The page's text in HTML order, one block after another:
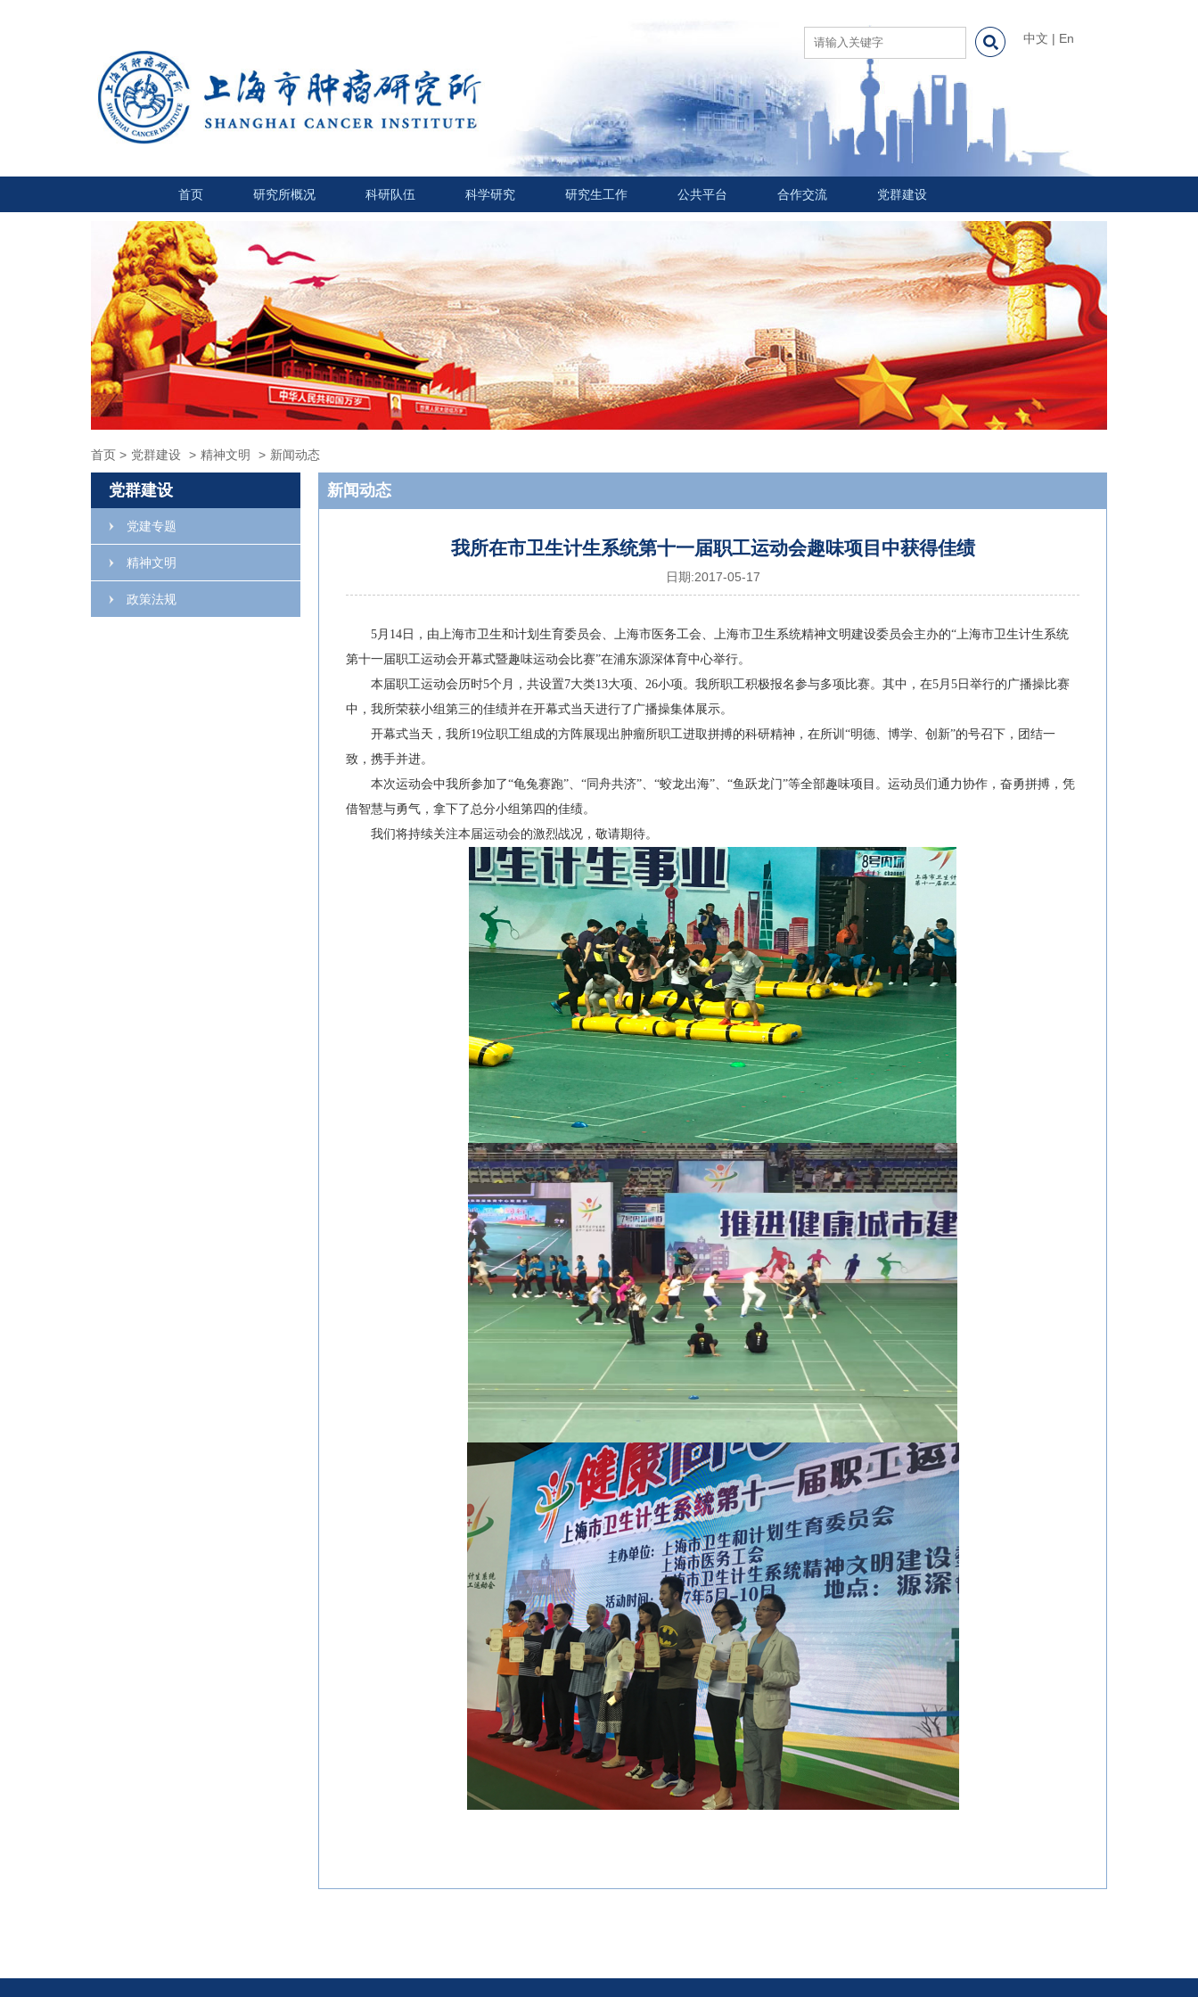
中文 | En
首页 研究所概况 科研队伍 科学研究 研究生工作 公共平台 合作交流 党群建设
首页 > 党群建设 > 精神文明 > 新闻动态
党群建设
党建专题
精神文明
政策法规
新闻动态
我所在市卫生计生系统第十一届职工运动会趣味项目中获得佳绩
日期:2017-05-17
5月14日，由上海市卫生和计划生育委员会、上海市医务工会、上海市卫生系统精神文明建设委员会主办的“上海市卫生计生系统
第十一届职工运动会开幕式暨趣味运动会比赛”在浦东源深体育中心举行。
本届职工运动会历时5个月，共设置7大类13大项、26小项。我所职工积极报名参与多项比赛。其中，在5月5日举行的广播操比赛
中，我所荣获小组第三的佳绩并在开幕式当天进行了广播操集体展示。
开幕式当天，我所19位职工组成的方阵展现出肿瘤所职工进取拼搏的科研精神，在所训“明德、博学、创新”的号召下，团结一
致，携手并进。
本次运动会中我所参加了“龟兔赛跑”、“同舟共济”、“蛟龙出海”、“鱼跃龙门”等全部趣味项目。运动员们通力协作，奋勇拼搏，凭
借智慧与勇气，拿下了总分小组第四的佳绩。
我们将持续关注本届运动会的激烈战况，敬请期待。